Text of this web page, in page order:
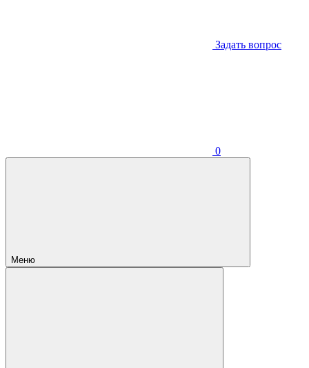
Задать вопрос
0
Меню